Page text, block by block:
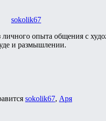
sokolik67
личного опыта общения с
и размышлении.
sokolik67, Аря